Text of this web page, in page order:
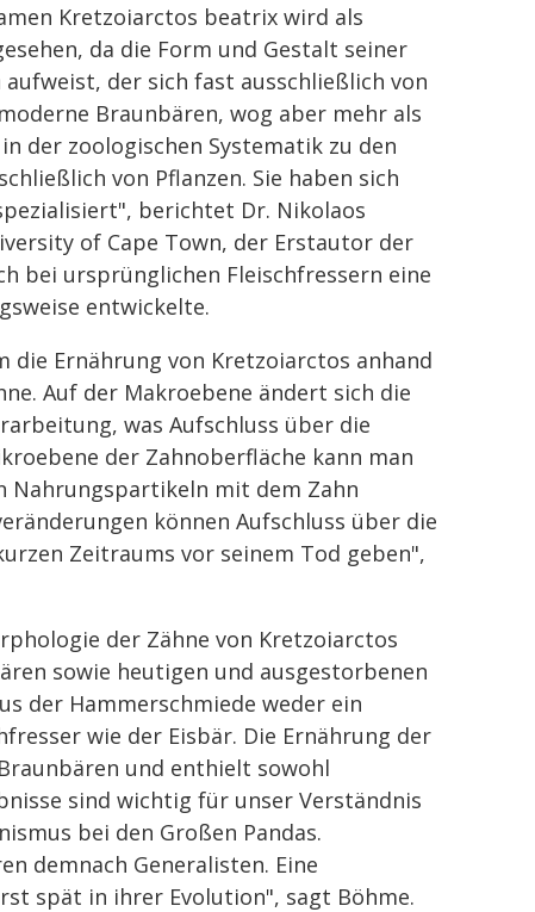
Kretzoiarctos beatrix wird als
da die Form und Gestalt seiner
der sich fast ausschließlich von
Braunbären, wog aber mehr als
der zoologischen Systematik zu den
von Pflanzen. Sie haben sich
berichtet Dr. Nikolaos
of Cape Town, der Erstautor der
bei ursprünglichen Fleischfressern eine
entwickelte.
die Ernährung von Kretzoiarctos anhand
Auf der Makroebene ändert sich die
was Aufschluss über die
der Zahnoberfläche kann man
Nahrungspartikeln mit dem Zahn
können Aufschluss über die
Zeitraums vor seinem Tod geben",
der Zähne von Kretzoiarctos
sowie heutigen und ausgestorbenen
der Hammerschmiede weder ein
wie der Eisbär. Die Ernährung der
und enthielt sowohl
sind wichtig für unser Verständnis
bei den Großen Pandas.
demnach Generalisten. Eine
spät in ihrer Evolution", sagt Böhme.